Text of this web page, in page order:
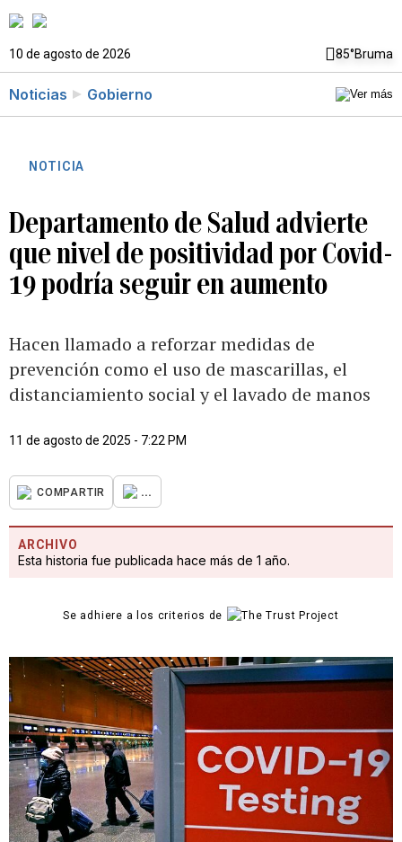
10 de agosto de 2026 85°Bruma
Noticias Gobierno
NOTICIA
Departamento de Salud advierte
que nivel de positividad por Covid-
19 podría seguir en aumento
Hacen llamado a reforzar medidas de
prevención como el uso de mascarillas, el
distanciamiento social y el lavado de manos
11 de agosto de 2025 - 7:22 PM
COMPARTIR ...
ARCHIVO
Esta historia fue publicada hace más de 1 año.
Se adhiere a los criterios de